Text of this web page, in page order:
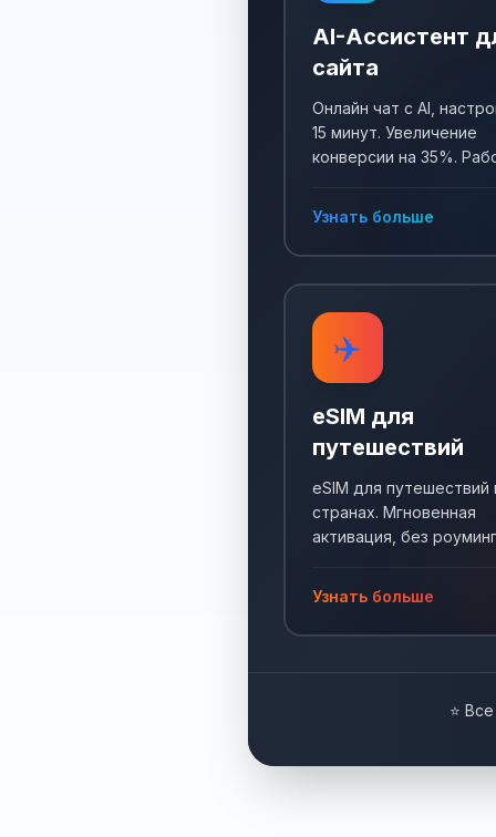
AI-Ассистент
сайта
Онлайн чат с AI,
15 минут. Увеличение
конверсии на 35%.
Узнать больше
✈️
eSIM для
путешествий
eSIM для путешествий
странах. Мгновенная
активация, без
Узнать больше
⭐